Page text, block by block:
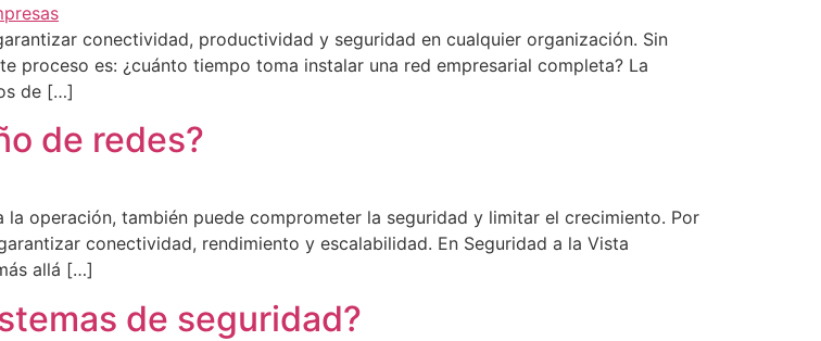
conectividad, productividad y seguridad en cualquier organización. Sin
proceso es: ¿cuánto tiempo toma instalar una red empresarial completa? La
de […]
de redes?
operación, también puede comprometer la seguridad y limitar el crecimiento. Por
conectividad, rendimiento y escalabilidad. En Seguridad a la Vista
allá […]
de seguridad?